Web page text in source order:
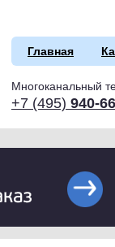
Главная
Многоканальный
+7 (495) 940-